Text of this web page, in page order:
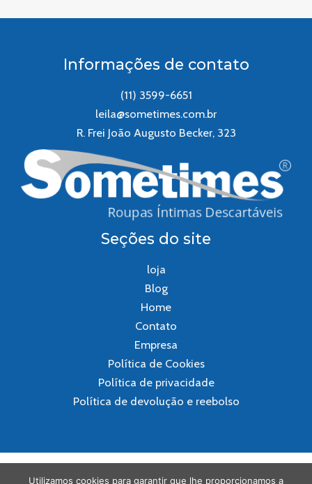
Informações de contato
(11) 3599-6651
leila@sometimes.com.br
R. Frei João Augusto Becker, 323
Seções do site
loja
Blog
Home
Contato
Empresa
Política de Cookies
Política de privacidade
Política de devolução e reebolso
Copyright @Sometimes 2024 | Desenvolvido por
Utilizamos cookies para garantir que lhe proporcionamos a